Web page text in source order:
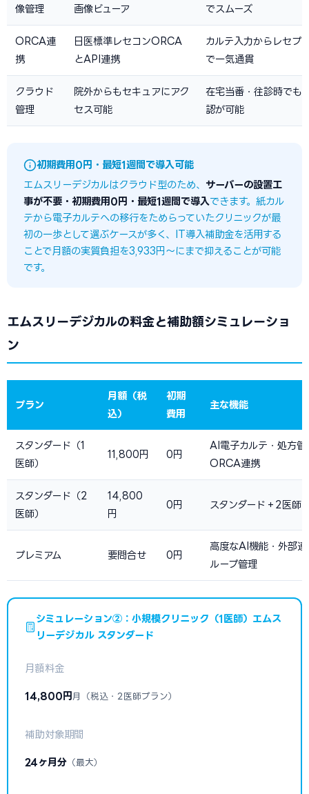
像管理
画像ビューア
でスムーズ
ORCA連
携
日医標準レセコンORCA
とAPI連携
カルテ入力からレセプ
で一気通貫
クラウド
管理
院外からもセキュアにアク
セス可能
在宅当番・往診時でも
認が可能
初期費用0円・最短1週間で導入可能
エムスリーデジカルはクラウド型のため、 サーバーの設置工
事が不要・初期費用0円・最短1週間で導入できます。紙カル
テから電子カルテへの移行をためらっていたクリニックが最
初の一歩として選ぶケースが多く、IT導入補助金を活用する
ことで月額の実質負担を3,933円〜にまで抑えることが可能
です。
エムスリーデジカルの料金と補助額シミュレーショ
ン
プラン
月額（税
込）
初期
費用
主な機能
スタンダード（1
医師）
11,800円 0円
AI電子カルテ・処方管
ORCA連携
スタンダード（2
医師）
14,800
円
0円 スタンダード＋2医師
プレミアム 要問合せ 0円
高度なAI機能・外部連
ループ管理
シミュレーション②：小規模クリニック（1医師）エムス
リーデジカル スタンダード
月額料金
14,800円 月（税込・2医師プラン）
補助対象期間
24ヶ月分 （最大）